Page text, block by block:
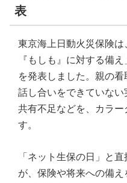
表
東京海上日動火災保険
『もしも』に対する備
を発表しました。親の
話し合いをできていな
共有不足などを、カラー
す。
「ネット生保の日」と
が、保険や将来への備